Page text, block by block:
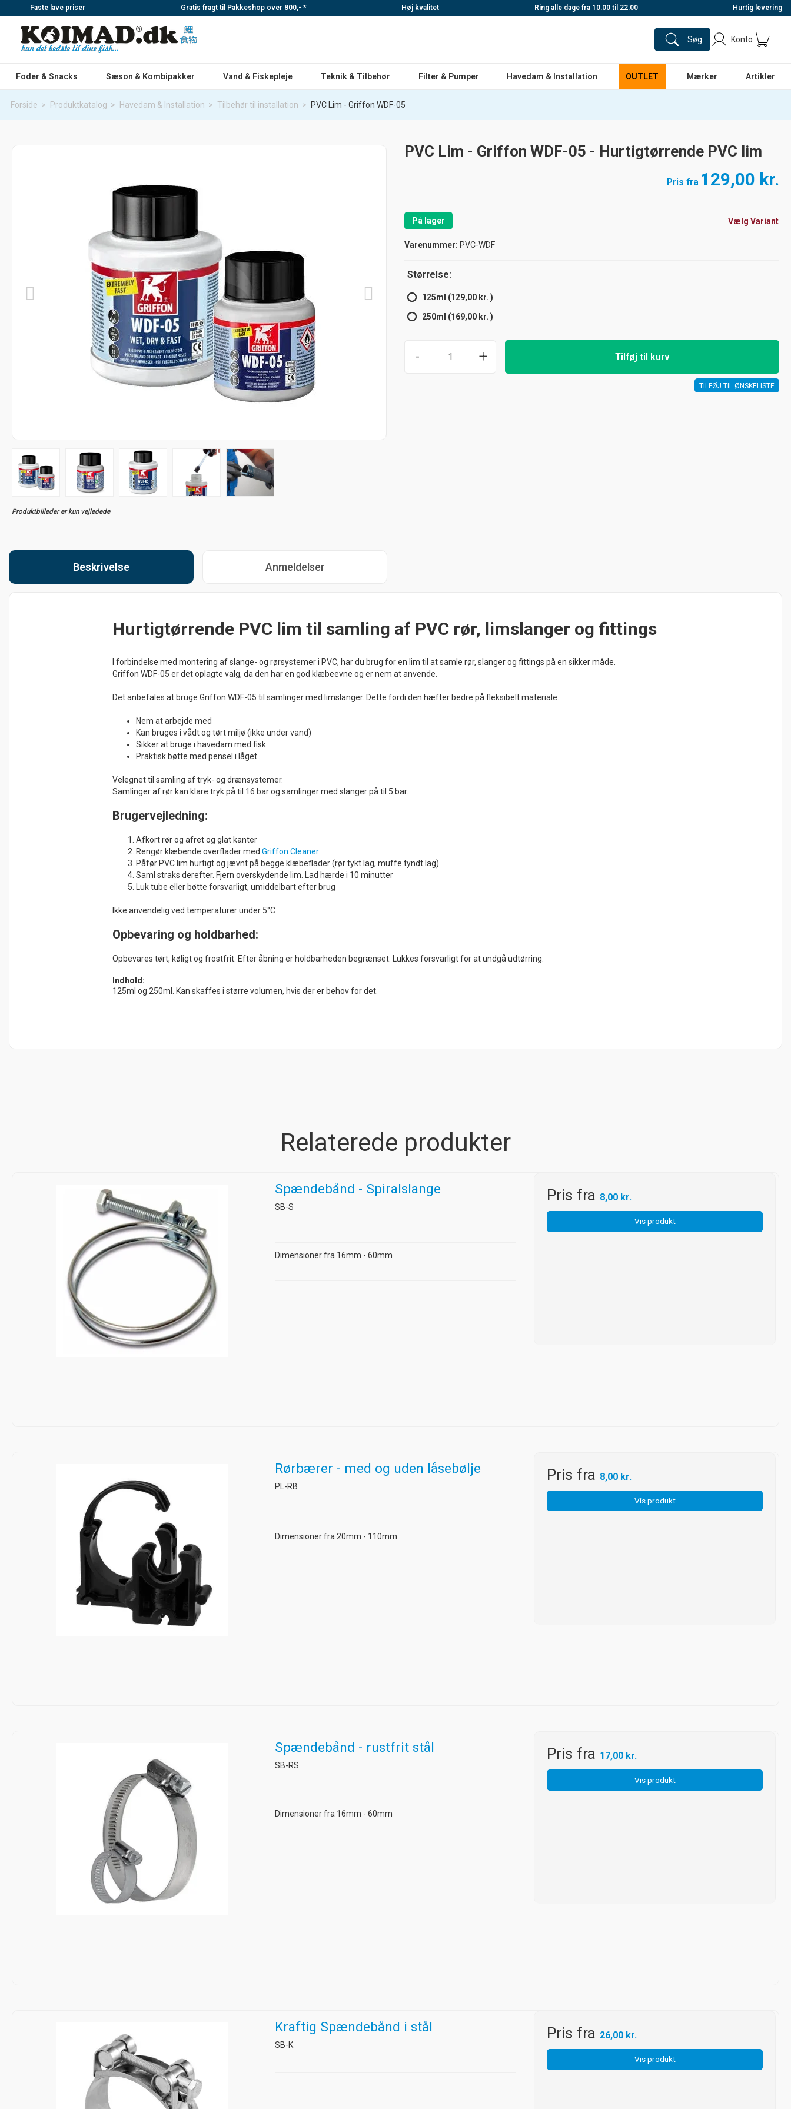
Faste lave priser Gratis fragt til Pakkeshop over 800,- * Høj kvalitet Ring alle dage fra 10.00 til 22.00 Hurtig levering
Søg Konto
Foder & Snacks Sæson & Kombipakker Vand & Fiskepleje Teknik & Tilbehør Filter & Pumper Havedam & Installation OUTLET Mærker Artikler
Forside > Produktkatalog > Havedam & Installation > Tilbehør til installation > PVC Lim - Griffon WDF-05
Produktbilleder er kun vejledede
PVC Lim - Griffon WDF-05 - Hurtigtørrende PVC lim
Pris fra 129,00 kr.
Vælg Variant
På lager
Varenummer: PVC-WDF
Størrelse:
125ml (129,00 kr. )
250ml (169,00 kr. )
- + Tilføj til kurv
TILFØJ TIL ØNSKELISTE
Beskrivelse Anmeldelser
Hurtigtørrende PVC lim til samling af PVC rør, limslanger og fittings
I forbindelse med montering af slange- og rørsystemer i PVC, har du brug for en lim til at samle rør, slanger og fittings på en sikker måde.
Griffon WDF-05 er det oplagte valg, da den har en god klæbeevne og er nem at anvende.
Det anbefales at bruge Griffon WDF-05 til samlinger med limslanger. Dette fordi den hæfter bedre på fleksibelt materiale.
Nem at arbejde med
Kan bruges i vådt og tørt miljø (ikke under vand)
Sikker at bruge i havedam med fisk
Praktisk bøtte med pensel i låget
Velegnet til samling af tryk- og drænsystemer.
Samlinger af rør kan klare tryk på til 16 bar og samlinger med slanger på til 5 bar.
Brugervejledning:
Afkort rør og afret og glat kanter
Rengør klæbende overflader med Griffon Cleaner
Påfør PVC lim hurtigt og jævnt på begge klæbeflader (rør tykt lag, muffe tyndt lag)
Saml straks derefter. Fjern overskydende lim. Lad hærde i 10 minutter
Luk tube eller bøtte forsvarligt, umiddelbart efter brug
Ikke anvendelig ved temperaturer under 5°C
Opbevaring og holdbarhed:
Opbevares tørt, køligt og frostfrit. Efter åbning er holdbarheden begrænset. Lukkes forsvarligt for at undgå udtørring.
Indhold:
125ml og 250ml. Kan skaffes i større volumen, hvis der er behov for det.
Relaterede produkter
Spændebånd - Spiralslange
SB-S
Dimensioner fra 16mm - 60mm
Pris fra 8,00 kr.
Vis produkt
Rørbærer - med og uden låsebølje
PL-RB
Dimensioner fra 20mm - 110mm
Pris fra 8,00 kr.
Vis produkt
Spændebånd - rustfrit stål
SB-RS
Dimensioner fra 16mm - 60mm
Pris fra 17,00 kr.
Vis produkt
Kraftig Spændebånd i stål
SB-K
Pris fra 26,00 kr.
Vis produkt